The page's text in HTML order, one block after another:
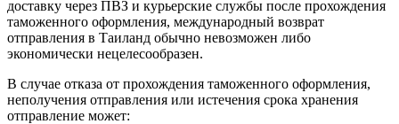
доставку через ПВЗ и курьерские службы после прохождения
таможенного оформления, международный возврат
отправления в Таиланд обычно невозможен либо
экономически нецелесообразен.
В случае отказа от прохождения таможенного оформления,
неполучения отправления или истечения срока хранения
отправление может: